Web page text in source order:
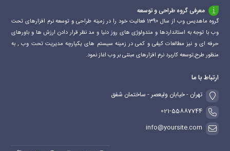
معرفی گروه طراحی و توسعه
گروه ماهدیس وب از سال 1390 فعالیت خود را در زمینه طراحی و توسعه نرم افزارهای تحت
وب با توجه به استانداردها و متدولوژی های روز دنیا و مد نظر قرار دادن ارزش ها و باورهای
حرفه ای و نیز مطالعات کیفی و کمی در زمینه سیستم های یکپارچه مدیریت تحت وب , به
منظور طرح,توسعه کاربرد نرم افزارهای مبتنی بر وب اغاز نمود.
ارتباط با ما
تهران - خیابان ولیعصر - ساختمان شفق
021-55887744
info@yoursite.com